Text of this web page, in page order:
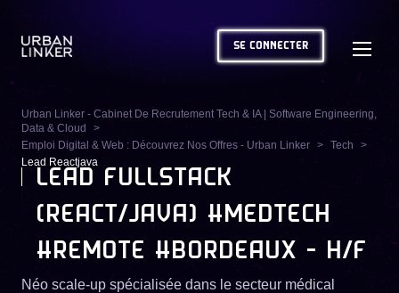
SE CONNECTER
Urban Linker - Cabinet De Recrutement Tech & IA | Software Engineering,
Data & Cloud
Emploi Digital & Web : Découvrez Nos Offres - Urban Linker
Tech
Lead Reactjava
LEAD FULLSTACK
(REACT/JAVA) #MEDTECH
#REMOTE #BORDEAUX - H/F
Néo scale-up spécialisée dans le secteur médical